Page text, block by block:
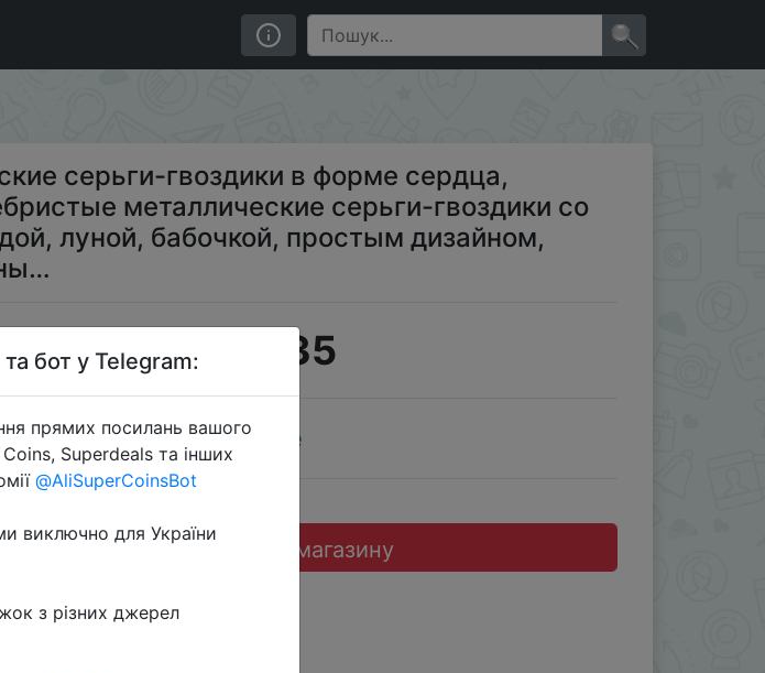
серьги-гвоздики со звездой, луной, бабочкой, простым дизайном,
серьги-гвоздики в форме сердца,
металлические серьги-гвоздики со
луной, бабочкой, простым дизайном,
$0.35
Sale
Перейти до магазину
бот у Telegram:
прямих посилань вашого
Superdeals та інших
@AliSuperCoinsBot
виключно для України
з різних джерел